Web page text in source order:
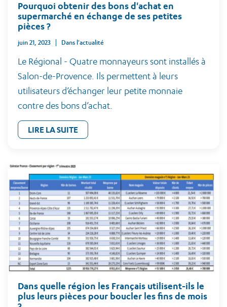
Pourquoi obtenir des bons d'achat en
supermarché en échange de ses petites
pièces ?
juin 21, 2023 Dans l'actualité
Le Régional - Quatre monnayeurs sont installés à
Salon-de-Provence. Ils permettent à leurs
utilisateurs d’échanger leur petite monnaie
contre des bons d’achat.
LIRE LA SUITE
Dans quelle région les Français utilisent-ils le
plus leurs pièces pour boucler les fins de mois